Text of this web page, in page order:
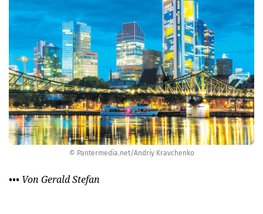
© Pantermedia.net/Andriy Kravchenko
••• Von Gerald Stefan